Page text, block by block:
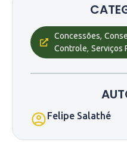
Concessões,
Controle, Serviços
Felipe Salathé